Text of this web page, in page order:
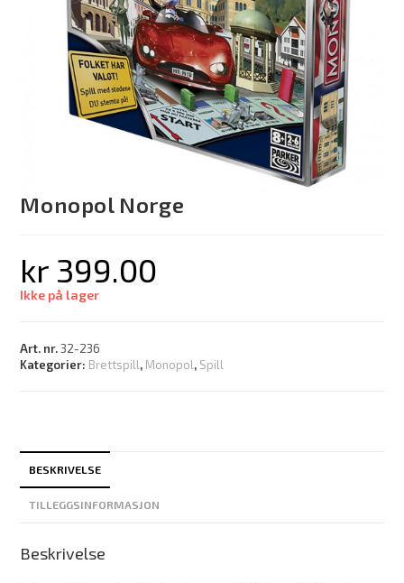
Monopol Norge
kr 399.00
Ikke på lager
Art. nr.32-236
Kategorier: Brettspill, Monopol, Spill
BESKRIVELSE
TILLEGGSINFORMASJON
Beskrivelse